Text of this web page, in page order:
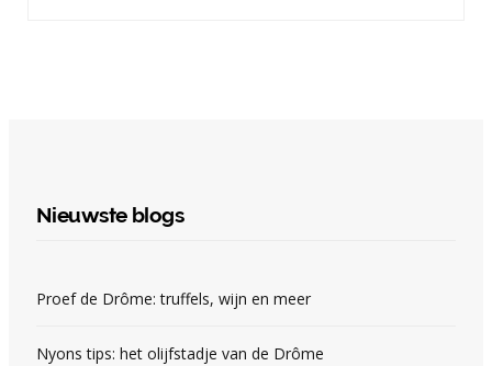
Nieuwste blogs
Proef de Drôme: truffels, wijn en meer
Nyons tips: het olijfstadje van de Drôme